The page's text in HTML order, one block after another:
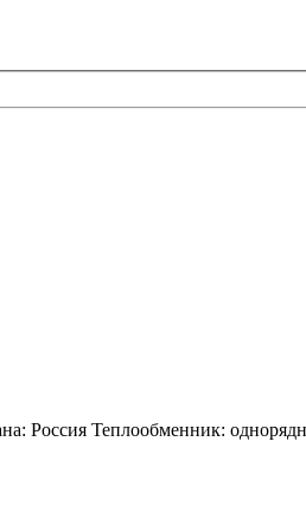
Россия Теплообменник: